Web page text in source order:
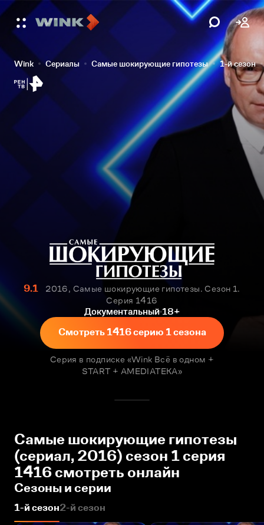
Wink Сериалы Самые шокирующие гипотезы 1-й сезон
9.1
2016, Самые шокирующие гипотезы. Сезон 1.
Серия 1416
Документальный 18+
Смотреть 1416 серию 1 сезона
Серия в подписке «Wink Всё в одном +
START + AMEDIATEKA»
Самые шокирующие гипотезы
(сериал, 2016) сезон 1 серия
1416 смотреть онлайн
Сезоны и серии
1-й сезон2-й сезон